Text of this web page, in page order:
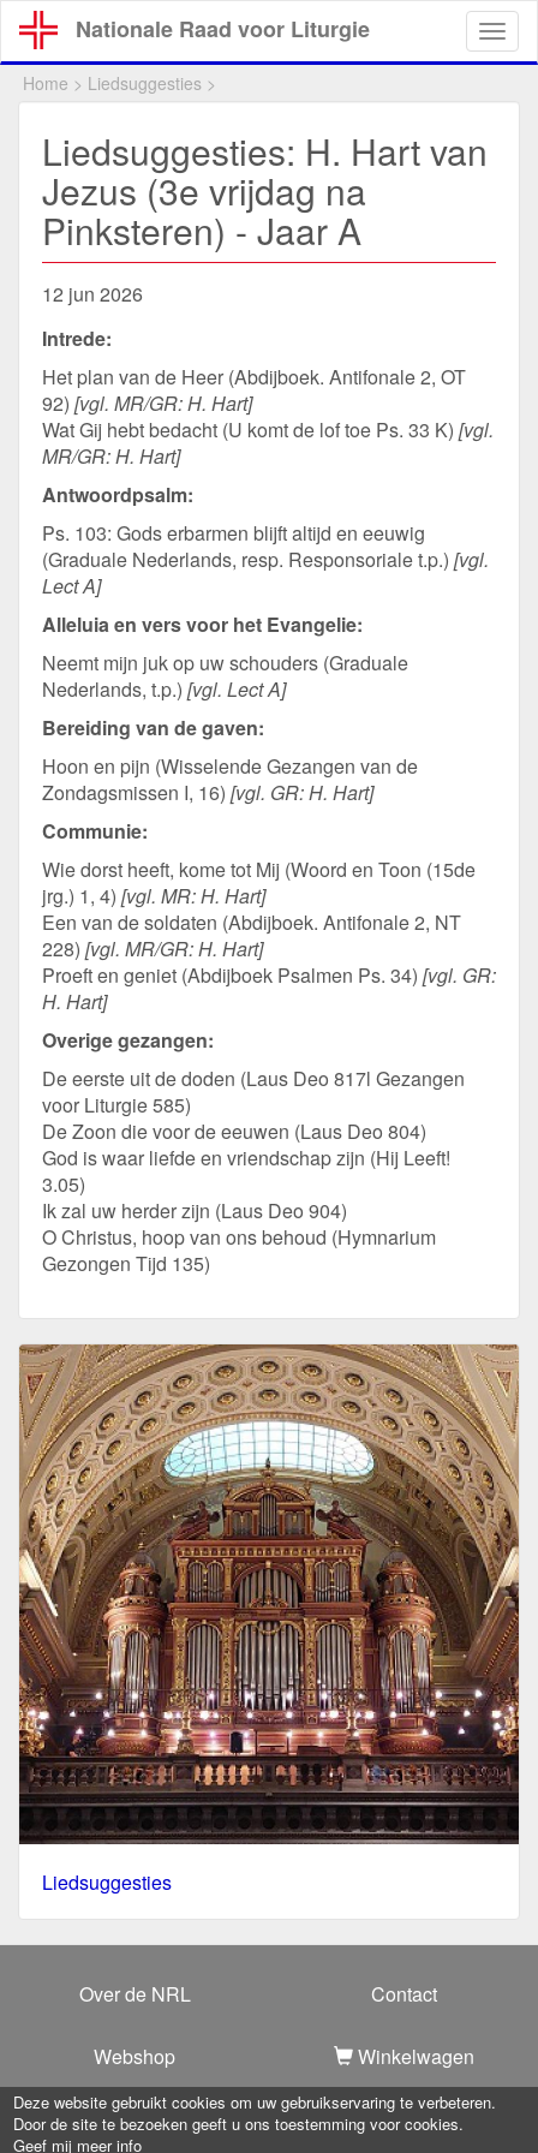
Overslaan
en
naar
Nationale Raad voor Liturgie
Home > Liedsuggesties >
Liedsuggesties: H. Hart van
Jezus (3e vrijdag na
Pinksteren) - Jaar A
12 jun 2026
Intrede:
Het plan van de Heer (Abdijboek. Antifonale 2, OT
92) [vgl. MR/GR: H. Hart]
Wat Gij hebt bedacht (U komt de lof toe Ps. 33 K) [vgl.
MR/GR: H. Hart]
Antwoordpsalm:
Ps. 103: Gods erbarmen blijft altijd en eeuwig
(Graduale Nederlands, resp. Responsoriale t.p.) [vgl.
Lect A]
Alleluia en vers voor het Evangelie:
Neemt mijn juk op uw schouders (Graduale
Nederlands, t.p.) [vgl. Lect A]
Bereiding van de gaven:
Hoon en pijn (Wisselende Gezangen van de
Zondagsmissen I, 16) [vgl. GR: H. Hart]
Communie:
Wie dorst heeft, kome tot Mij (Woord en Toon (15de
jrg.) 1, 4) [vgl. MR: H. Hart]
Een van de soldaten (Abdijboek. Antifonale 2, NT
228) [vgl. MR/GR: H. Hart]
Proeft en geniet (Abdijboek Psalmen Ps. 34) [vgl. GR:
H. Hart]
Overige gezangen:
De eerste uit de doden (Laus Deo 817l Gezangen
voor Liturgie 585)
De Zoon die voor de eeuwen (Laus Deo 804)
God is waar liefde en vriendschap zijn (Hij Leeft!
3.05)
Ik zal uw herder zijn (Laus Deo 904)
O Christus, hoop van ons behoud (Hymnarium
Gezongen Tijd 135)
Liedsuggesties
Over de NRL Contact
Webshop Winkelwagen
Copyright 2025 - Nationale Raad voor Liturgie-Privacy
Deze website gebruikt cookies om uw gebruikservaring te verbeteren.
Door de site te bezoeken geeft u ons toestemming voor cookies.
Geef mij meer info